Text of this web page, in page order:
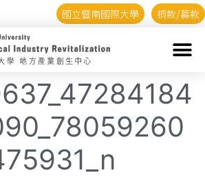
國立暨南國際大學 捐款/募款